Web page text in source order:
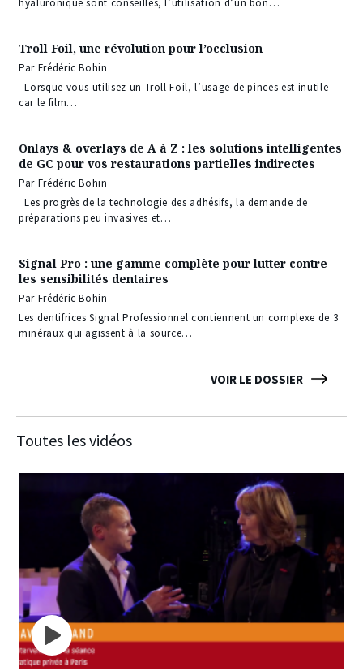
VOIR LE DOSSIER
Troll Foil, une révolution pour l’occlusion
Par Frédéric Bohin
Lorsque vous utilisez un Troll Foil, l’usage de pinces est inutile
car le film…
Onlays & overlays de A à Z : les solutions intelligentes
de GC pour vos restaurations partielles indirectes
Par Frédéric Bohin
Les progrès de la technologie des adhésifs, la demande de
préparations peu invasives et…
Signal Pro : une gamme complète pour lutter contre
les sensibilités dentaires
Par Frédéric Bohin
Les dentifrices Signal Professionnel contiennent un complexe de 3
minéraux qui agissent à la source…
Toutes les vidéos